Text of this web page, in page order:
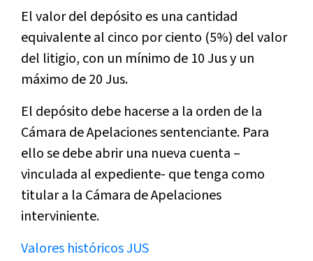
El valor del depósito es una cantidad
equivalente al cinco por ciento (5%) del valor
del litigio, con un mínimo de 10 Jus y un
máximo de 20 Jus.
El depósito debe hacerse a la orden de la
Cámara de Apelaciones sentenciante. Para
ello se debe abrir una nueva cuenta –
vinculada al expediente- que tenga como
titular a la Cámara de Apelaciones
interviniente.
Valores históricos JUS